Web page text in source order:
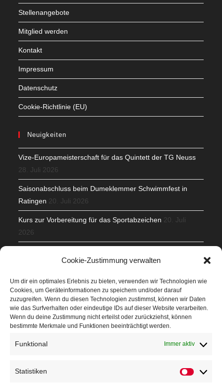
Cookie-Zustimmung verwalten
Um dir ein optimales Erlebnis zu bieten, verwenden wir Technologien wie
Cookies, um Geräteinformationen zu speichern und/oder darauf
zuzugreifen. Wenn du diesen Technologien zustimmst, können wir Daten
wie das Surfverhalten oder eindeutige IDs auf dieser Website verarbeiten.
Wenn du deine Zustimmung nicht erteilst oder zurückziehst, können
bestimmte Merkmale und Funktionen beeinträchtigt werden.
Funktional Immer aktiv
Statistiken
Stellenangebote
Mitglied werden
Kontakt
Impressum
Datenschutz
Cookie-Richtlinie (EU)
Neuigkeiten
Vize-Europameisterschaft für das Quintett der TG Neuss
28. Juli 2026
Saisonabschluss beim Dumeklemmer Schwimmfest in
Ratingen 20. Juli 2026
Kurs zur Vorbereitung für das Sportabzeichen 20. Juli
2026
Veranstaltungen
Höffner Run